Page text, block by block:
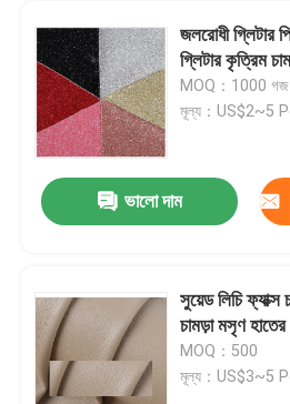
পণ্য
আমাদের সম্পর্কে
জলরোধী গ্লিটার
গ্লিটার কৃত্রিম
MOQ：1000 গজ
মূল্য：US$2~5
ভালো দাম
সুয়েড লিচি
চামড়া মসৃণ
MOQ：500
মূল্য：US$3~5